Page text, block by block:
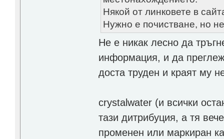
Някой от линковете в
Нужно е почистване, но
Не е никак лесно да
информация, и да
доста труден и краят му
crystalwater (и всички
тази дитрибуция, а тя
променен или маркиран